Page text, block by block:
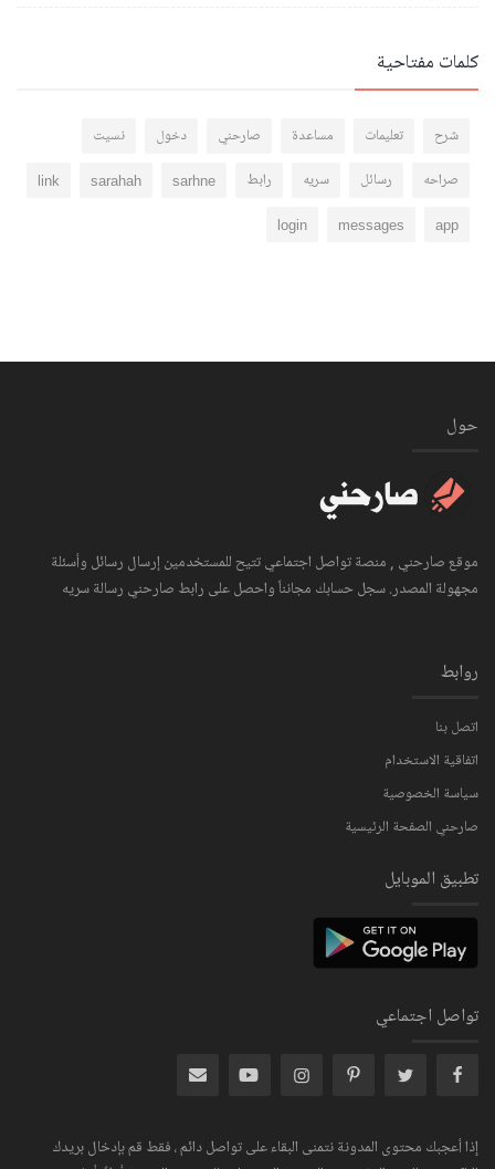
كلمات مفتاحية
شرح تعليمات مساعدة صارحني دخول نسيت
صراحه رسائل سريه رابط sarhne
sarahah
link
app
messages
login
تواصل اجتماعي
إذا أعجبك محتوى المدونة نتمنى البقاء على تواصل دائم ، فقط قم بإدخال بريدك
روابط
اتصل بنا
اتفاقية الاستخدام
سياسة الخصوصية
صارحني الصفحة الرئيسية
تطبيق الموبايل
حول
موقع صارحني , منصة تواصل اجتماعي تتيح للمستخدمين إرسال رسائل وأسئلة
مجهولة المصدر. سجل حسابك مجانناً واحصل على رابط صارحني رسالة سريه